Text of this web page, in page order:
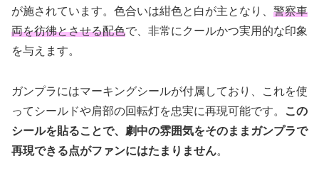
が施されています。色合いは紺色と白が主となり、 警察車
両を彷彿とさせる配色で、非常にクールかつ実用的な印象
を与えます。
ガンプラにはマーキングシールが付属しており、これを使
ってシールドや肩部の回転灯を忠実に再現可能です。
この
シールを貼ることで、劇中の雰囲気をそのままガンプラで
再現できる点がファンにはたまりません。